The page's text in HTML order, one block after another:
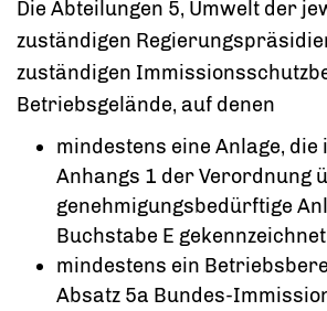
Die Abteilungen 5, Umwelt der
zuständigen
zuständigen
Betriebsgelände, auf denen
mindestens eine Anlage, die
Anhangs 1 der Verordnung
genehmigungsbedürftige
Buchstabe E
mindestens ein
Absatz 5a Bundes-